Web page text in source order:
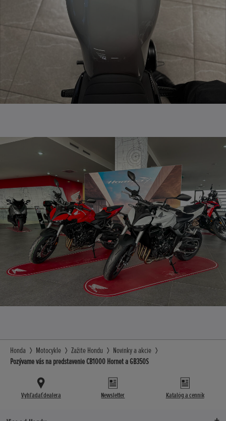
Honda Motocykle Zažite Hondu
Novinky a akcie
Pozývame vás na predstavenie CB1000 Hornet a GB350S
Vyhľadať dealera Newsletter Katalóg a cenník